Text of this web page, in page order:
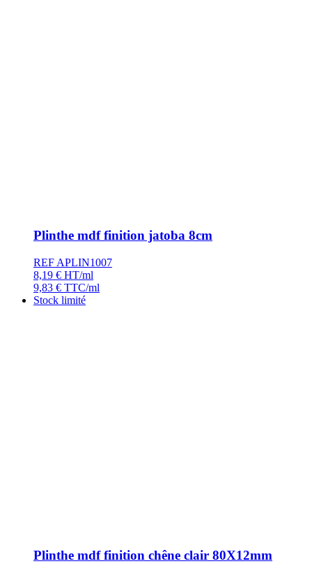
Plinthe mdf finition jatoba 8cm
REF APLIN1007
8,19 € HT/ml
9,83 € TTC/ml
Stock limité
Plinthe mdf finition chêne clair 80X12mm